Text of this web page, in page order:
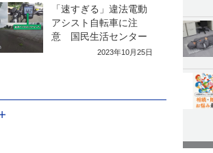
「速すぎる」違法電動
アシスト自転車に注
意 国民生活センター
2023年10月25日